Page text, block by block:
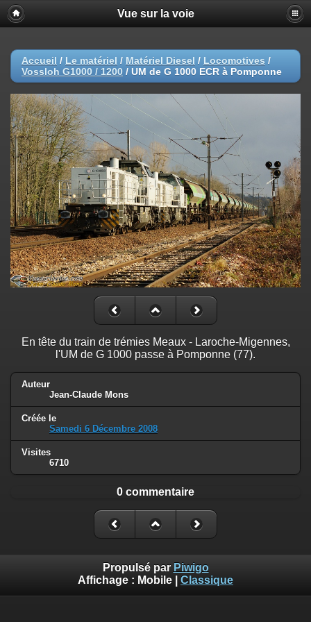
Vue sur la voie
Accueil / Le matériel / Matériel Diesel / Locomotives /
Vossloh G1000 / 1200 / UM de G 1000 ECR à Pomponne
En tête du train de trémies Meaux - Laroche-Migennes,
l'UM de G 1000 passe à Pomponne (77).
Auteur
Jean-Claude Mons
Créée le
Samedi 6 Décembre 2008
Visites
6710
0 commentaire
Propulsé par Piwigo
Affichage : Mobile Classique